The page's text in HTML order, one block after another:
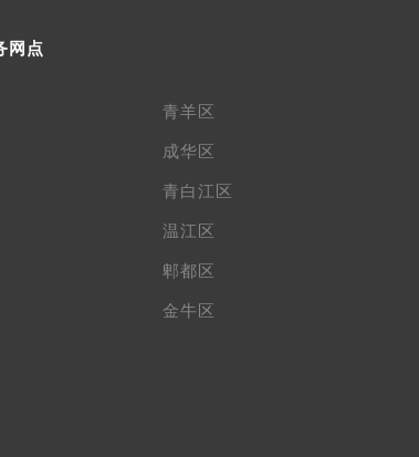
网点
青羊区
成华区
青白江区
温江区
郫都区
金牛区